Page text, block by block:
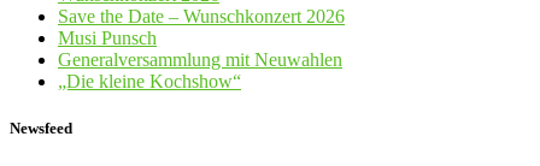
Save the Date – Wunschkonzert 2026
Musi Punsch
Generalversammlung mit Neuwahlen
„Die kleine Kochshow“
Newsfeed